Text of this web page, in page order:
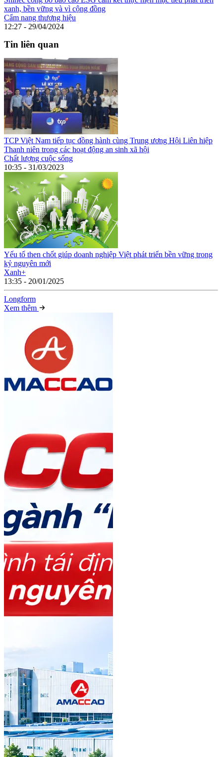
xanh, bền vững và vì cộng đồng
Cẩm nang thương hiệu
12:27 - 29/04/2024
Tin liên quan
TCP Việt Nam tiếp tục đồng hành cùng Trung ương Hội Liên hiệp
Thanh niên trong các hoạt động an sinh xã hội
Chất lượng cuộc sống
10:35 - 31/03/2023
Yếu tố then chốt giúp doanh nghiệp Việt phát triển bền vững trong
kỷ nguyên mới
Xanh+
13:35 - 20/01/2025
Longform
Xem thêm